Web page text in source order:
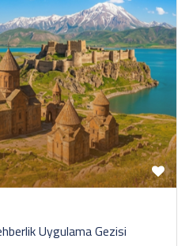
Uygulama Gezisi